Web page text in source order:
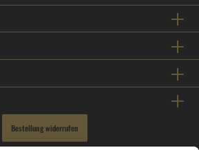
Bestellung widerrufen